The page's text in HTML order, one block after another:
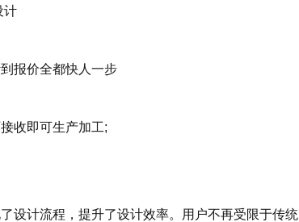
计
报价全都快人一步
收即可生产加工;
计流程，提升了设计效率。用户不再受限于传统